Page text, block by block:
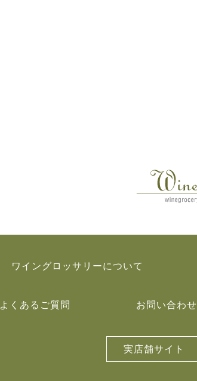
ワイングロッサリーについて
よくあるご質問 お問い合わせ
実店舗サイト